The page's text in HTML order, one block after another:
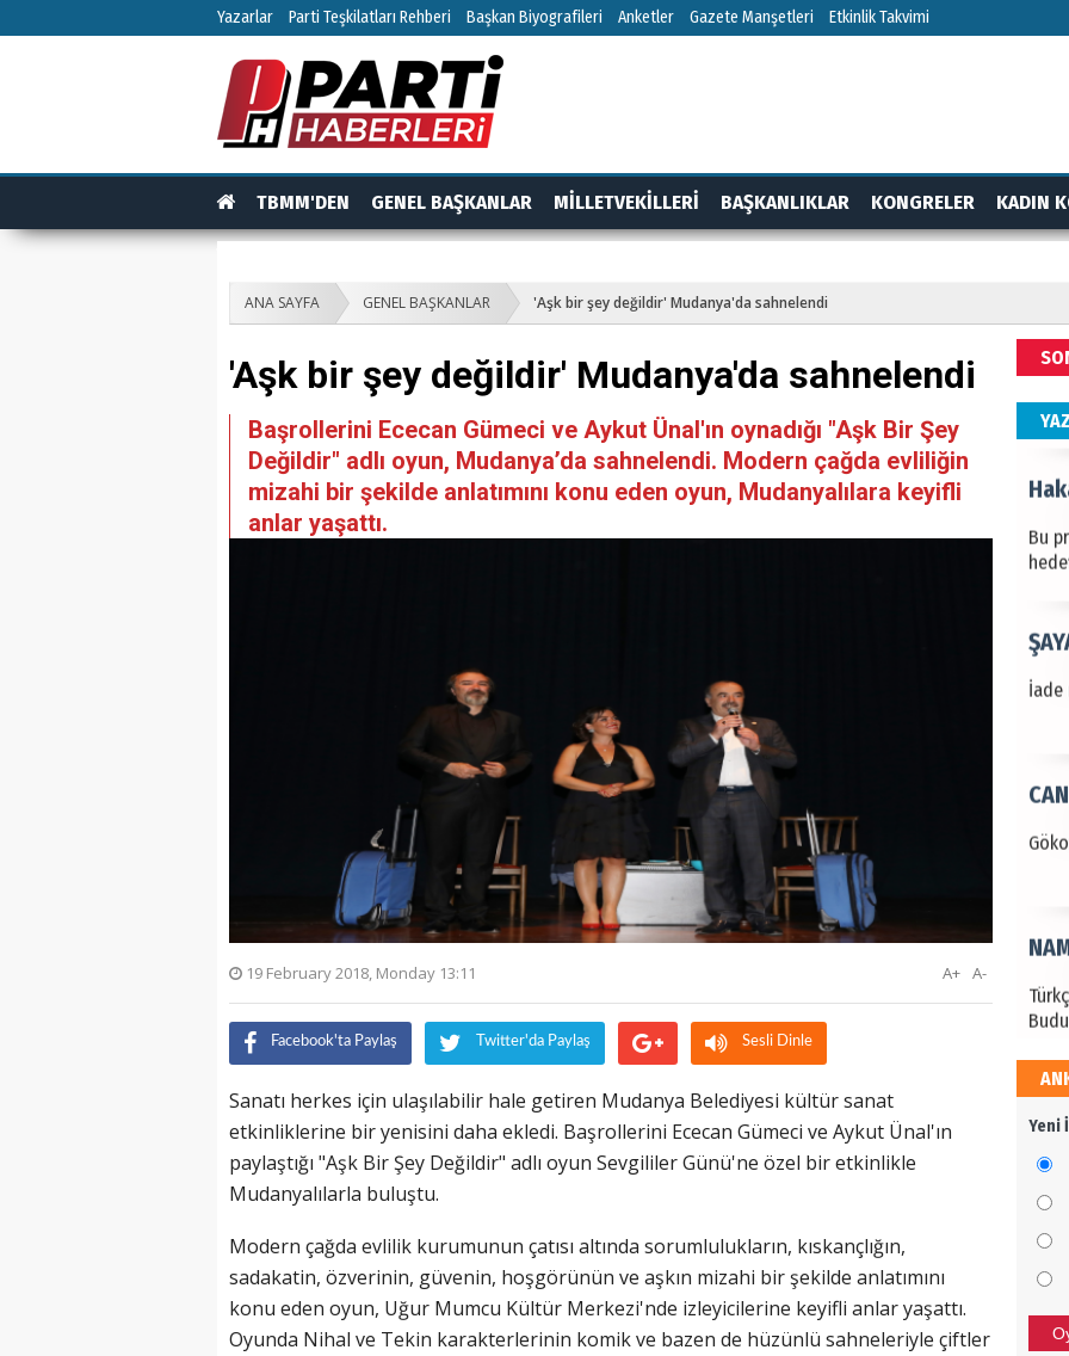
Yazarlar Parti Teşkilatları Rehberi Başkan Biyografileri Anketler Gazete Manşetleri Etkinlik Takvimi
TBMM'DEN GENEL BAŞKANLAR MİLLETVEKİLLERİ BAŞKANLIKLAR KONGRELER KADIN
ANA SAYFA GENEL BAŞKANLAR 'Aşk bir şey değildir' Mudanya'da sahnelendi
'Aşk bir şey değildir' Mudanya'da sahnelendi
Başrollerini Ececan Gümeci ve Aykut Ünal'ın oynadığı "Aşk Bir Şey
Değildir" adlı oyun, Mudanya’da sahnelendi. Modern çağda evliliğin
mizahi bir şekilde anlatımını konu eden oyun, Mudanyalılara keyifli
anlar yaşattı.
19 February 2018, Monday 13:11 A-
A+
Facebook'ta Paylaş Twitter'da Paylaş Sesli Dinle
Sanatı herkes için ulaşılabilir hale getiren Mudanya Belediyesi kültür sanat
etkinliklerine bir yenisini daha ekledi. Başrollerini Ececan Gümeci ve Aykut Ünal'ın
paylaştığı "Aşk Bir Şey Değildir" adlı oyun Sevgililer Günü'ne özel bir etkinlikle
Mudanyalılarla buluştu.
Modern çağda evlilik kurumunun çatısı altında sorumlulukların, kıskançlığın,
sadakatin, özverinin, güvenin, hoşgörünün ve aşkın mizahi bir şekilde anlatımını
konu eden oyun, Uğur Mumcu Kültür Merkezi'nde izleyicilerine keyifli anlar yaşattı.
Oyunda Nihal ve Tekin karakterlerinin komik ve bazen de hüzünlü sahneleriyle çiftler
ALİ
Bu
İade
Yeni